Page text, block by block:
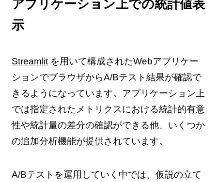
アプリケーション上での統計値表
示
Streamlitを用いて構成されたWebアプリケー
ションでブラウザからA/Bテスト結果が確認で
きるようになっています。アプリケーション上
では指定されたメトリクスにおける統計的有意
性や統計量の差分の確認ができる他、いくつか
の追加分析機能が提供されています。
A/Bテストを運用していく中では、仮説の立て